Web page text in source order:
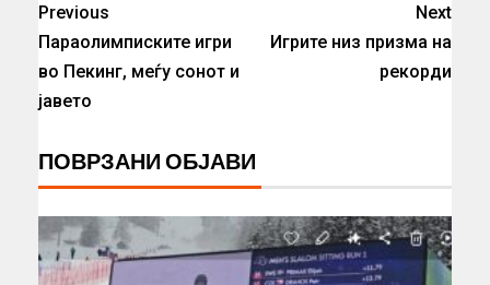
Previous
Параолимписките игри
во Пекинг, меѓу сонот и
јавето
Next
Игрите низ призма на
рекорди
ПОВРЗАНИ ОБЈАВИ